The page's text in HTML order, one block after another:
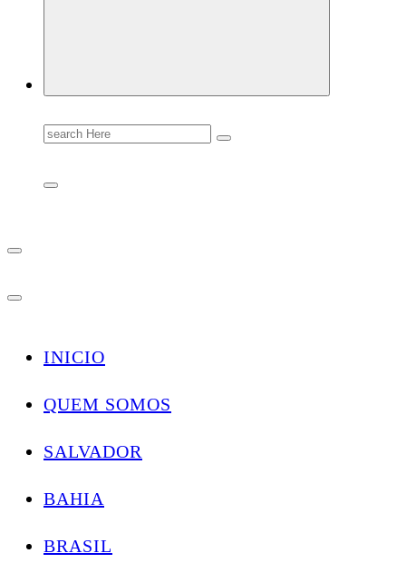
Search
for:
INICIO
QUEM SOMOS
SALVADOR
BAHIA
BRASIL